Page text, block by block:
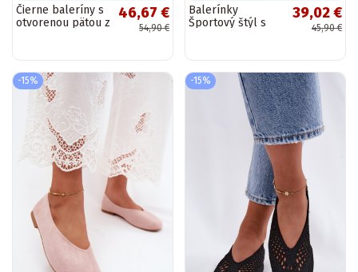
Čierne baleríny s
otvorenou pätou z
46,67 €
54,90 €
Balerínky
Športový štýl s
39,02 €
45,90 €
-15% -15%